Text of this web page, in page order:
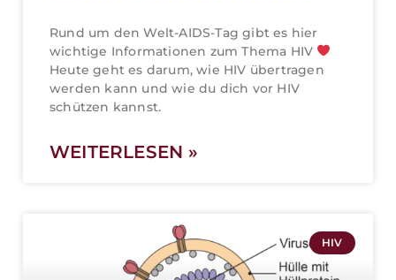
Rund um den Welt-AIDS-Tag gibt es hier
wichtige Informationen zum Thema HIV
Heute geht es darum, wie HIV übertragen
werden kann und wie du dich vor HIV
schützen kannst.
WEITERLESEN »
HIV